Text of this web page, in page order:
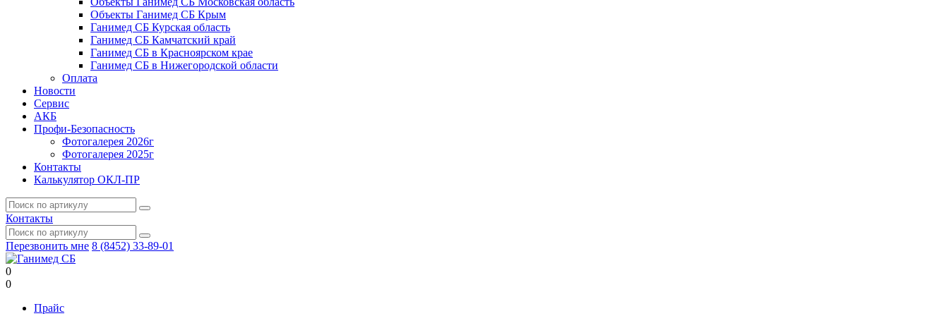
Объекты Ганимед СБ Крым
Ганимед СБ Курская область
Ганимед СБ Камчатский край
Ганимед СБ в Красноярском крае
Ганимед СБ в Нижегородской области
Оплата
Новости
Сервис
АКБ
Профи-Безопасность
Фотогалерея 2026г
Фотогалерея 2025г
Контакты
Калькулятор ОКЛ-ПР
Контакты
Перезвонить мне 8 (8452) 33-89-01
0
0
Прайс